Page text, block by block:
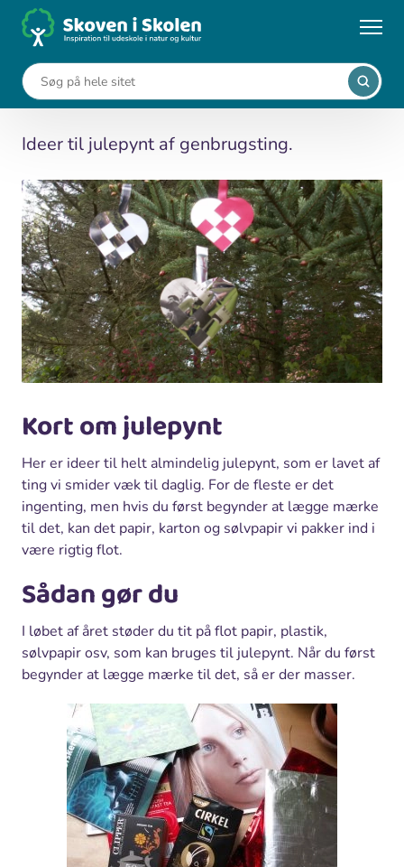
... Aktiviteter Julepynt af ingenting
Julepynt af ingenting
Ideer til julepynt af genbrugsting.
Kort om julepynt
Her er ideer til helt almindelig julepynt, som er lavet af
ting vi smider væk til daglig. For de fleste er det
ingenting, men hvis du først begynder at lægge mærke
til det, kan det papir, karton og sølvpapir vi pakker ind i
være rigtig flot.
Sådan gør du
I løbet af året støder du tit på flot papir, plastik,
sølvpapir osv, som kan bruges til julepynt. Når du først
begynder at lægge mærke til det, så er der masser.